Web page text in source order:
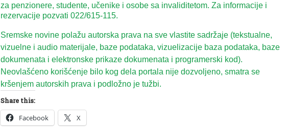
za penzionere, studente, učenike i osobe sa invaliditetom. Za informacije i
rezervacije pozvati 022/615-115.
Sremske novine polažu autorska prava na sve vlastite sadržaje (tekstualne,
vizuelne i audio materijale, baze podataka, vizuelizacije baza podataka, baze
dokumenata i elektronske prikaze dokumenata i programerski kod).
Neovlašćeno korišćenje bilo kog dela portala nije dozvoljeno, smatra se
kršenjem autorskih prava i podložno je tužbi.
Share this:
Facebook X